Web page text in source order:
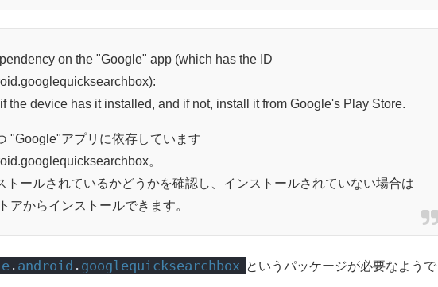
on the "Google" app (which has the ID
the device has it installed, and if not, install it from Google's Play Store.
"Google"アプリに依存しています
。
トールされているかどうかを確認し、インストールされていない場合は
アからインストールできます。
. android . googlequicksearchbox というパッケージが必要なようで